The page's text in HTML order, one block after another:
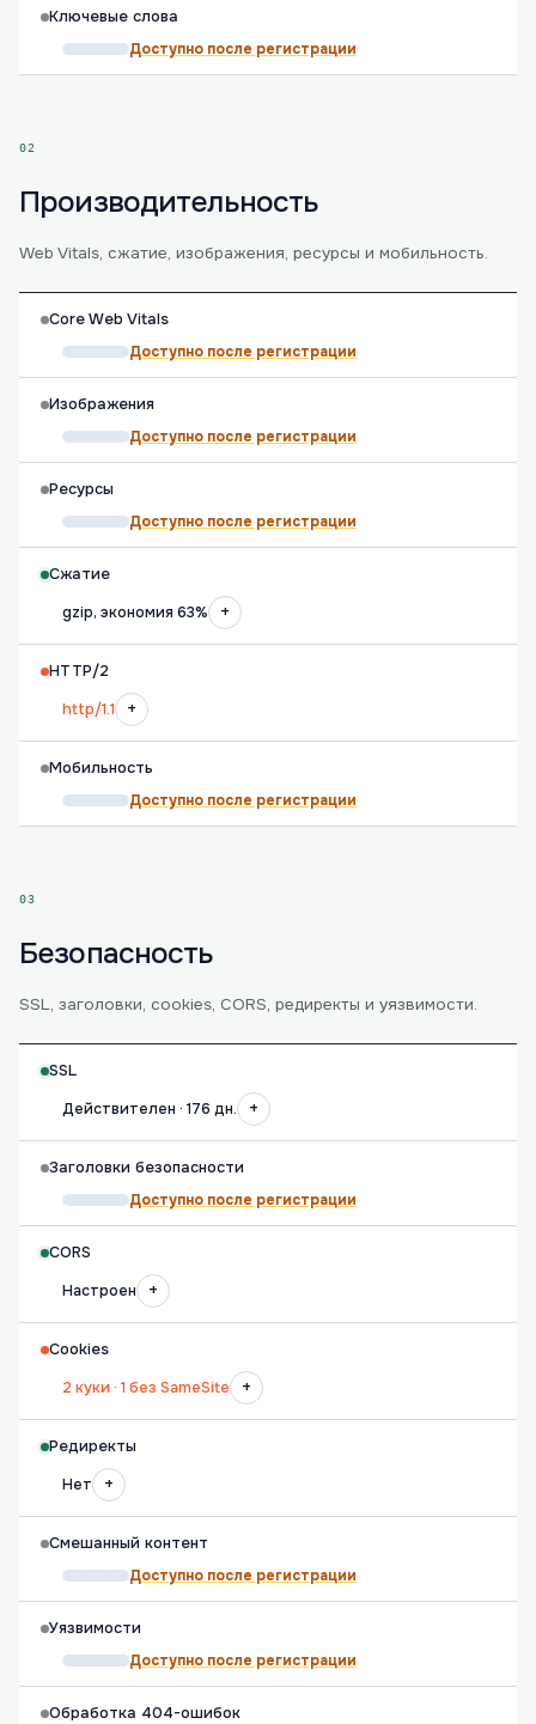
Ключевые слова
Доступно после регистрации
02
Производительность
Web Vitals, сжатие, изображения, ресурсы и мобильность.
Core Web Vitals
Доступно после регистрации
Изображения
Доступно после регистрации
Ресурсы
Доступно после регистрации
Сжатие
gzip, экономия 63%
+
HTTP/2
http/1.1
+
Мобильность
Доступно после регистрации
03
Безопасность
SSL, заголовки, cookies, CORS, редиректы и уязвимости.
SSL
Действителен · 176 дн.
+
Заголовки безопасности
Доступно после регистрации
CORS
Настроен
+
Cookies
2 куки · 1 без SameSite
+
Редиректы
Нет
+
Смешанный контент
Доступно после регистрации
Уязвимости
Доступно после регистрации
Обработка 404-ошибок